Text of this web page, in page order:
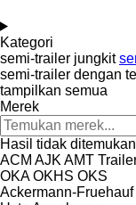
Kategori
semi-trailer jungkit
semi-trailer dengan
tampilkan semua
Merek
Hasil tidak
ACM AJK AMT
OKA OKHS OKS
Ackermann-Fruehauf